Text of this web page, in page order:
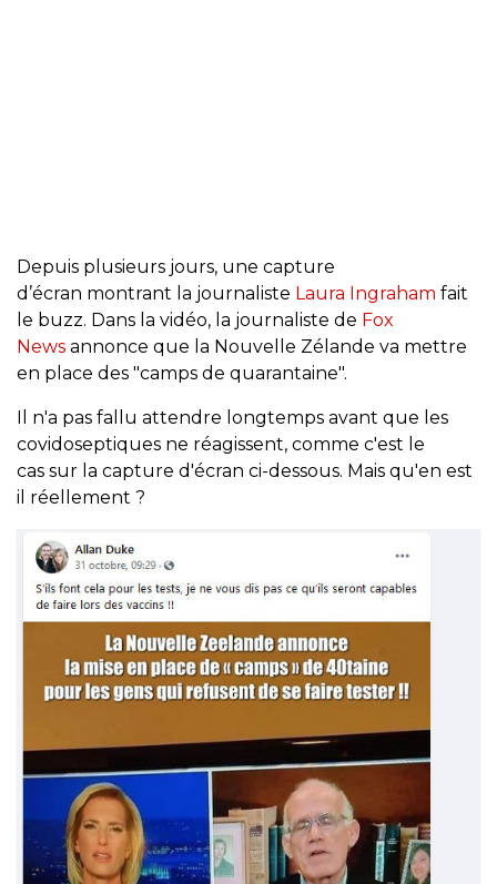
Depuis plusieurs jours, une capture
d’écran montrant la journaliste Laura Ingraham fait
le buzz. Dans la vidéo, la journaliste de Fox
News annonce que la Nouvelle Zélande va mettre
en place des "camps de quarantaine".
Il n'a pas fallu attendre longtemps avant que les
covidoseptiques ne réagissent, comme c'est le
cas sur la capture d'écran ci-dessous. Mais qu'en est
il réellement ?